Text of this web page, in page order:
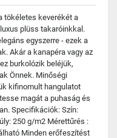
tökéletes keverékét a
plüss takaróinkkal.
egyszerre - ezek a
Akár a kanapéra vagy az
burkolózik beléjük,
Önnek. Minőségi
kifinomult hangulatot
magát a puhaság és
Specifikációk: Szín:
250 g/m2 Mérettűrés :
Minden erőfeszítést